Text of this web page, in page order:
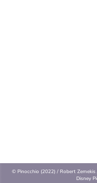
© Pinocchio (2022) / Robert
Disney